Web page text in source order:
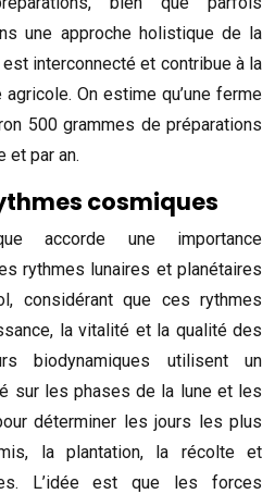
une approche holistique de la
interconnecté et contribue à la
On estime qu’une ferme
500 grammes de préparations
et par an.
cosmiques
accorde une importance
rythmes lunaires et planétaires
considérant que ces rythmes
la vitalité et la qualité des
biodynamiques utilisent un
sur les phases de la lune et les
déterminer les jours les plus
la plantation, la récolte et
L’idée est que les forces